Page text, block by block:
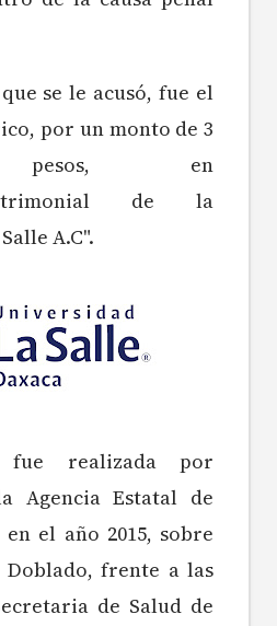
se le acusó, fue el
por un monto de 3
pesos, en
de la
A.C".
fue realizada por
Agencia Estatal de
el año 2015, sobre
frente a las
de Salud de